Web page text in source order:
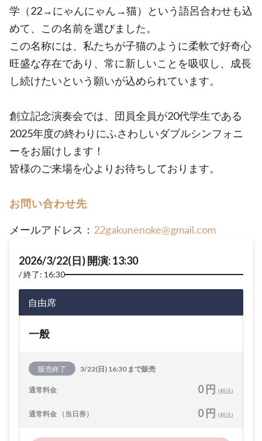
学（22→にゃんにゃん→猫）という語呂合わせも込
めて、この名前を選びました。
この名称には、私たちが子猫のように柔軟で好奇心
旺盛な存在であり、常に新しいことを吸収し、成長
し続けたいという願いが込められています。
創立記念演奏会では、団員全員が20代学生である
2025年度の終わりにふさわしいダブルシンフォニ
ーをお届けします！
皆様のご来場を心よりお待ちしております。
お問い合わせ先
メールアドレス： 22gakunenoke@gmail.com
2026/3/22(日) 開演: 13:30
終了: 16:30
自由席
一般
販売終了 3/22(日) 16:30 まで販売
通常料金 0 円 (税込)
通常料金 （当日券） 0 円 (税込)